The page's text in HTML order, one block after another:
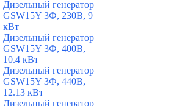
Дизельный генератор
GSW15Y 3Ф, 230В, 9
кВт
Дизельный генератор
GSW15Y 3Ф, 400В,
10.4 кВт
Дизельный генератор
GSW15Y 3Ф, 440В,
12.13 кВт
Дизельный генератор